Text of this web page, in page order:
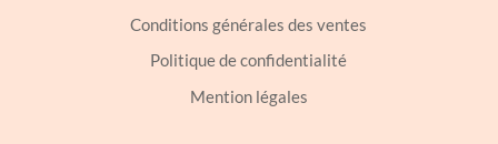
Conditions générales des ventes
Politique de confidentialité
Mention légales